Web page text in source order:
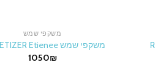
משקפי שמש
משקפי שמש EYEPETIZER Etienee
1050₪